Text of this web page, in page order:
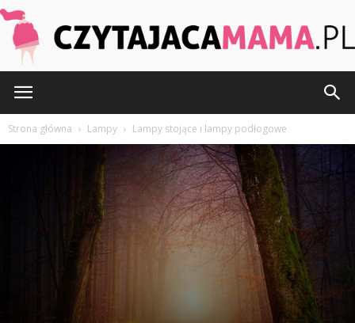
Strona główna Lampy Lampy stojące i lampy podłogowe